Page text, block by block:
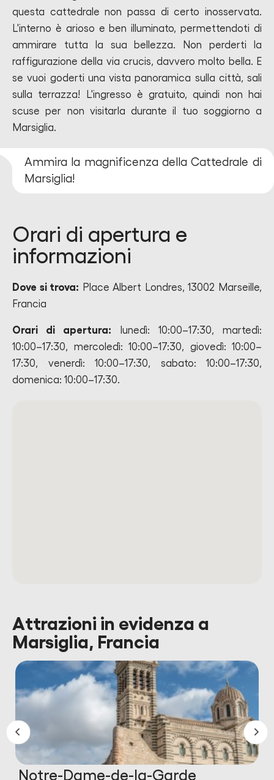
questa cattedrale non passa di certo inosservata.
L'interno è arioso e ben illuminato, permettendoti di
ammirare tutta la sua bellezza. Non perderti la
raffigurazione della via crucis, davvero molto bella. E
se vuoi goderti una vista panoramica sulla città, sali
sulla terrazza! L'ingresso è gratuito, quindi non hai
scuse per non visitarla durante il tuo soggiorno a
Marsiglia.
Ammira la magnificenza della Cattedrale di
Marsiglia!
Orari di apertura e
informazioni
Dove si trova: Place Albert Londres, 13002 Marseille,
Francia
Orari di apertura: lunedì: 10:00–17:30, martedì:
10:00–17:30, mercoledì: 10:00–17:30, giovedì: 10:00–
17:30, venerdì: 10:00–17:30, sabato: 10:00–17:30,
domenica: 10:00–17:30.
Attrazioni in evidenza a
Marsiglia, Francia
Notre-Dame-de-la-Garde